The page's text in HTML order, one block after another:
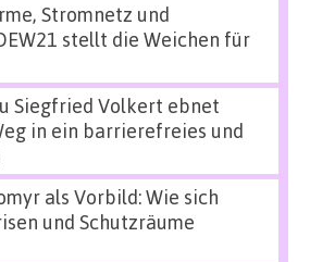
Stromnetz und
stellt die Weichen für
Siegfried Volkert ebnet
in ein barrierefreies und
als Vorbild: Wie sich
und Schutzräume